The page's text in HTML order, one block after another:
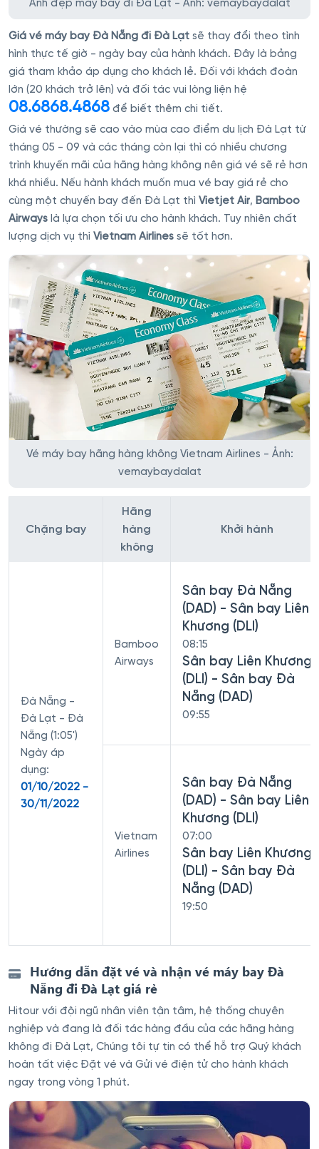
Ảnh đẹp máy bay đi Đà Lạt - Ảnh: vemaybaydalat
Giá vé máy bay Đà Nẵng đi Đà Lạt sẽ thay đổi theo tình
hình thực tế giờ - ngày bay của hành khách. Đây là bảng
giá tham khảo áp dụng cho khách lẻ. Đối với khách đoàn
lớn (20 khách trở lên) và đối tác vui lòng liện hệ
08.6868.4868 để biết thêm chi tiết.
Giá vé thường sẽ cao vào mùa cao điểm du lịch Đà Lạt từ
tháng 05 - 09 và các tháng còn lại thì có nhiều chương
trình khuyến mãi của hãng hàng không nên giá vé sẽ rẻ hơn
khá nhiều. Nếu hành khách muốn mua vé bay giá rẻ cho
cùng một chuyến bay đến Đà Lạt thì Vietjet Air, Bamboo
Airways là lựa chọn tối ưu cho hành khách. Tuy nhiên chất
lượng dịch vụ thì Vietnam Airlines sẽ tốt hơn.
Vé máy bay hãng hàng không Vietnam Airlines - Ảnh:
vemaybaydalat
Chặng bay
Hãng
hàng
không
Khởi hành
Đà Nẵng -
Đà Lạt - Đà
Nẵng (1:05')
Ngày áp
dụng:
01/10/2022 -
30/11/2022
Bamboo
Airways
Sân bay Đà Nẵng
(DAD) - Sân bay Liên
Khương (DLI)
08:15
Sân bay Liên Khương
(DLI) - Sân bay Đà
Nẵng (DAD)
09:55
Vietnam
Airlines
Sân bay Đà Nẵng
(DAD) - Sân bay Liên
Khương (DLI)
07:00
Sân bay Liên Khương
(DLI) - Sân bay Đà
Nẵng (DAD)
19:50
Hướng dẫn đặt vé và nhận vé máy bay Đà
Nẵng đi Đà Lạt giá rẻ
Hitour với đội ngũ nhân viên tận tâm, hệ thống chuyên
nghiệp và đang là đối tác hàng đầu của các hãng hàng
không đi Đà Lạt, Chúng tôi tự tin có thể hỗ trợ Quý khách
hoàn tất việc Đặt vé và Gửi vé điện tử cho hành khách
ngay trong vòng 1 phút.